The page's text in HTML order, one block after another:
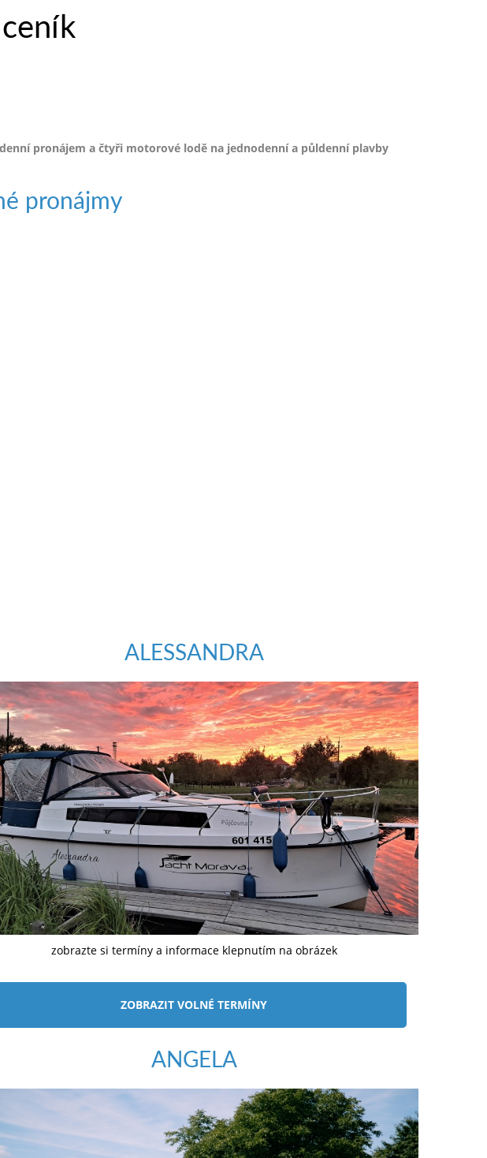
pronájem a čtyři motorové lodě na jednodenní a půldenní plavby
pronájmy
ALESSANDRA
zobrazte si termíny a informace klepnutím na obrázek
ZOBRAZIT VOLNÉ TERMÍNY
ANGELA